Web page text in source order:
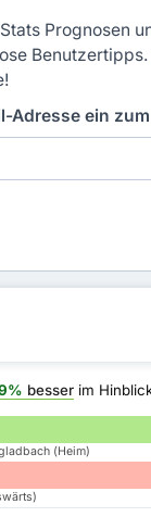
Prognosen
Adresse ein
besser im
(Heim)